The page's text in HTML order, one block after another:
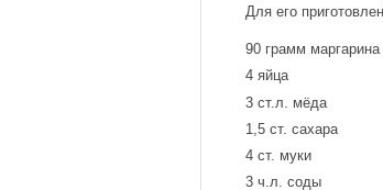
Для его
90 грамм маргарина
4 яйца
3 ст.л. мёда
1,5 ст. сахара
4 ст. муки
3 ч.л. соды